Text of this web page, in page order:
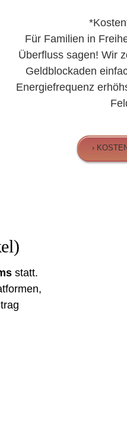
Für Familien in
Überfluss sagen! Wir
Geldblockaden
Energiefrequenz
›
statt.